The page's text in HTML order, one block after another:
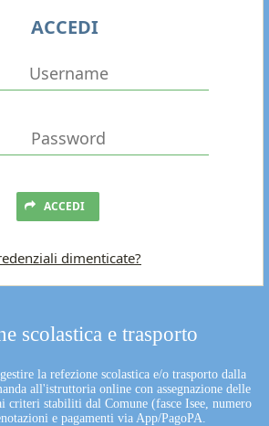
scolastica e trasporto
la refezione scolastica e/o trasporto dalla
all'istruttoria online con assegnazione delle
criteri stabiliti dal Comune (fasce Isee, numero
e pagamenti via App/PagoPA.
ACCEDI
ACCEDI
dimenticate?